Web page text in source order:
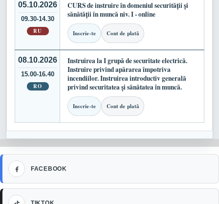
05.10.2026
09.30-14.30
RU
CURS de instruire în domeniul securității și
sănătății în muncă niv. I - online
Inscrie-te Cont de plată
08.10.2026
15.00-16.40
RO
Instruirea la I grupă de securitate electrică.
Instruire privind apărarea împotriva
incendiilor. Instruirea introductiv generală
privind securitatea și sănătatea în muncă.
Inscrie-te Cont de plată
FACEBOOK
Facebook
TikTok